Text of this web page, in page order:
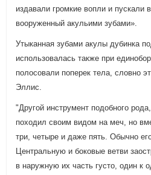
издавали громкие вопли и пускали
вооруженный акульими зубами».
Утыканная зубами акулы дубинка
использовалась также при
полосовали поперек тела, словно
Эллис.
"Другой инструмент подобного
походил своим видом на меч, но
три, четыре и даже пять. Обычно
Центральную и боковые ветви
в наружную их часть густо, один к